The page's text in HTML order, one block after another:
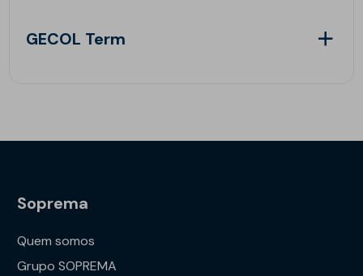
GECOL Term
Soprema
Quem somos
Grupo SOPREMA